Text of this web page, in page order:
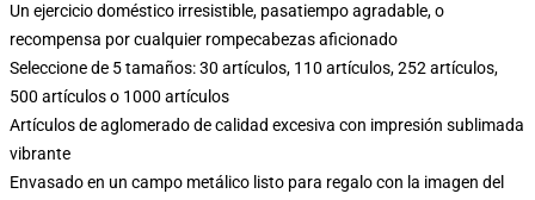
Un ejercicio doméstico irresistible, pasatiempo agradable, o
recompensa por cualquier rompecabezas aficionado
Seleccione de 5 tamaños: 30 artículos, 110 artículos, 252 artículos,
500 artículos o 1000 artículos
Artículos de aglomerado de calidad excesiva con impresión sublimada
vibrante
Envasado en un campo metálico listo para regalo con la imagen del